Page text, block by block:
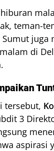
teman-
juga
di
tersebut,
3
aspirasi